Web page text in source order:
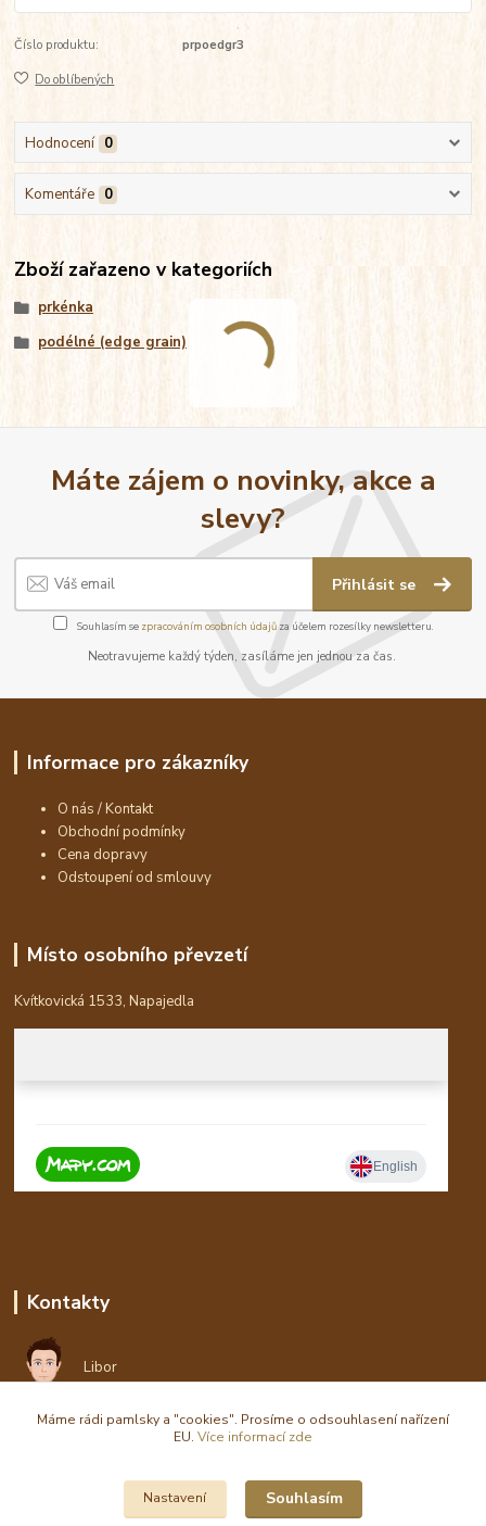
Číslo produktu: prpoedgr3
Do oblíbených
Hodnocení 0
Komentáře 0
Zboží zařazeno v kategoriích
prkénka
podélné (edge grain)
Máte zájem o novinky, akce a
slevy?
Přihlásit se
Souhlasím se zpracováním osobních údajůza účelem rozesílky newsletteru.
Neotravujeme každý týden, zasíláme jen jednou za čas.
Informace pro zákazníky
O nás / Kontakt
Obchodní podmínky
Cena dopravy
Odstoupení od smlouvy
Místo osobního převzetí
Kvítkovická 1533, Napajedla
Kontakty
Libor
eshop(zavináč)waldi.cz
Máme rádi pamlsky a "cookies". Prosíme o odsouhlasení nařízení
EU. Více informací zde
Nastavení Souhlasím